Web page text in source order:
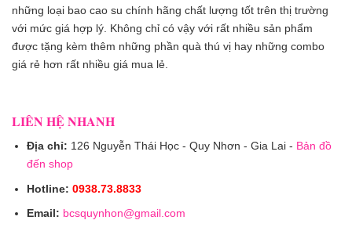
những loại bao cao su chính hãng chất lượng tốt trên thị trường
với mức giá hợp lý. Không chỉ có vậy với rất nhiều sản phẩm
được tặng kèm thêm những phần quà thú vị hay những combo
giá rẻ hơn rất nhiều giá mua lẻ.
LIÊN HỆ NHANH
Địa chỉ: 126 Nguyễn Thái Học - Quy Nhơn - Gia Lai - Bản đồ
đến shop
Hotline: 0938.73.8833
Email: bcsquynhon@gmail.com